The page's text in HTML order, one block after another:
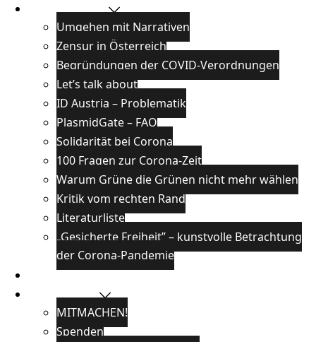
Wissenswertes
Umgehen mit Narrativen
Zensur in Österreich
Begründungen der COVID-Verordnungen
Let’s talk about
ID Austria – Problematik
PlasmidGate – FAQ
Solidarität bei Corona
100 Fragen zur Corona-Zeit
Warum Grüne die Grünen nicht mehr wählen
Kritik vom rechten Rand
Literaturliste
„Gesicherte Freiheit” – kunstvolle Betrachtung
der Corona-Pandemie
Veranstaltungen
Unterstützen
MITMACHEN!
Spenden